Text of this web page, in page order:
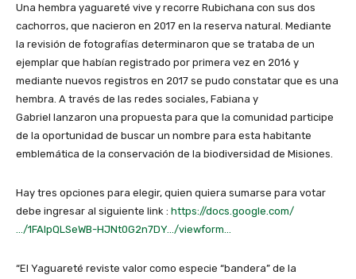
Una hembra yaguareté vive y recorre Rubichana con sus dos
cachorros, que nacieron en 2017 en la reserva natural. Mediante
la revisión de fotografías determinaron que se trataba de un
ejemplar que habían registrado por primera vez en 2016 y
mediante nuevos registros en 2017 se pudo constatar que es una
hembra. A través de las redes sociales, Fabiana y
Gabriel lanzaron una propuesta para que la comunidad participe
de la oportunidad de buscar un nombre para esta habitante
emblemática de la conservación de la biodiversidad de Misiones.
Hay tres opciones para elegir, quien quiera sumarse para votar
debe ingresar al siguiente link : https://docs.google.com/
…/1FAIpQLSeWB-HJNt0G2n7DY…/viewform…
“El Yaguareté reviste valor como especie “bandera” de la